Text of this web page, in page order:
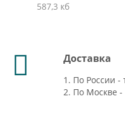
587,3 кб
Доставка
1. По России
2. По Москве -